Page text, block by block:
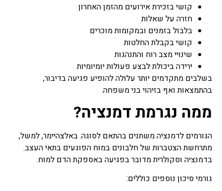
טראומטיות ועוד בעיות רגשיותקושי בזכירת אירועים מהזמן האחרון
חזרה על שאלות
בלבול בזמנים ובמקומות מוכרים
קושי בקבלת החלטות
שינויי מצב רוח והתנהגות
ירידה ביכולת לבצע פעולות יומיומיות
בשלבים מתקדמים יותר עלולה להופיע פגיעה בדיבור,
בהתמצאות ואף בזיהוי בני משפחה.
ממה נגרמת דמנציה?
הגורמים לדמנציה משתנים בהתאם לסוגה. באלצהיימר, למשל,
מתרחשת הצטברות של חלבונים במוח הפוגעים בתאי העצב.
בדמנציה וסקולרית מדובר בפגיעה באספקת הדם למוח.
גורמי סיכון נוספים כוללים: